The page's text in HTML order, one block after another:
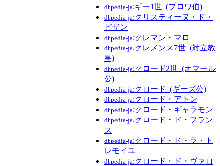
dbpedia-ja:ギー1世_(ブロワ伯)
dbpedia-ja:クリスティーヌ・ド・
ピザン
dbpedia-ja:クレマン・マロ
dbpedia-ja:クレメンス7世_(対立教
皇)
dbpedia-ja:クロード2世_(オマール
公)
dbpedia-ja:クロード_(ギーズ公)
dbpedia-ja:クロード・アトン
dbpedia-ja:クロード・ギャラモン
dbpedia-ja:クロード・ド・フラン
ス
dbpedia-ja:クロード・ド・ラ・ト
レモイユ
dbpedia-ja:クロード・ド・ヴァロ